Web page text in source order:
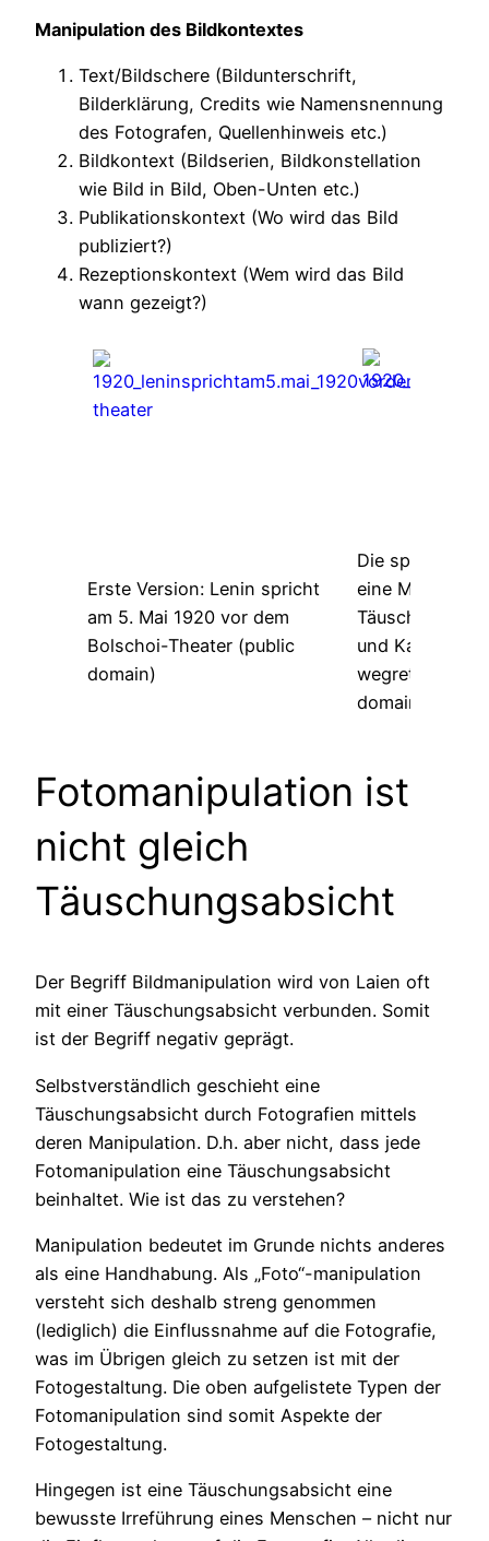
Manipulation des Bildkontextes
Text/Bildschere (Bildunterschrift,
Bilderklärung, Credits wie Namensnennung
des Fotografen, Quellenhinweis etc.)
Bildkontext (Bildserien, Bildkonstellation
wie Bild in Bild, Oben-Unten etc.)
Publikationskontext (Wo wird das Bild
publiziert?)
Rezeptionskontext (Wem wird das Bild
wann gezeigt?)
Erste Version: Lenin spricht
am 5. Mai 1920 vor dem
Bolschoi-Theater (public
domain)
Die spätere
eine
und Kamenew
wegretuschiert
domain)
Fotomanipulation ist
nicht gleich
Täuschungsabsicht
Der Begriff Bildmanipulation wird von Laien oft
mit einer Täuschungsabsicht verbunden. Somit
ist der Begriff negativ geprägt.
Selbstverständlich geschieht eine
Täuschungsabsicht durch Fotografien mittels
deren Manipulation. D.h. aber nicht, dass jede
Fotomanipulation eine Täuschungsabsicht
beinhaltet. Wie ist das zu verstehen?
Manipulation bedeutet im Grunde nichts anderes
als eine Handhabung. Als „Foto“-manipulation
versteht sich deshalb streng genommen
(lediglich) die Einflussnahme auf die Fotografie,
was im Übrigen gleich zu setzen ist mit der
Fotogestaltung. Die oben aufgelistete Typen der
Fotomanipulation sind somit Aspekte der
Fotogestaltung.
Hingegen ist eine Täuschungsabsicht eine
bewusste Irreführung eines Menschen – nicht nur